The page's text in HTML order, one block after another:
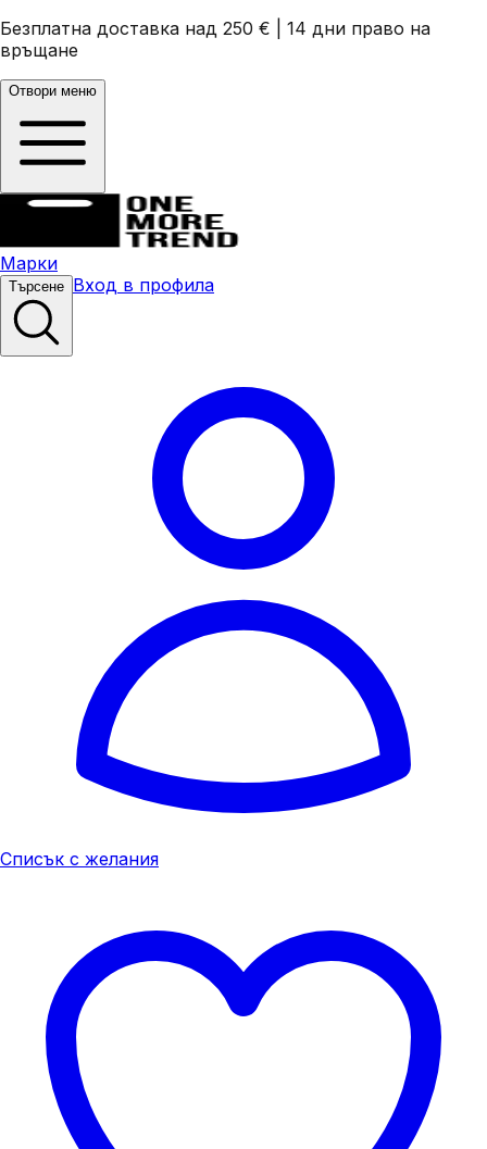
Безплатна доставка над 250 €
14 дни право на
връщане
Отвори меню
Марки
Търсене Вход в профила
Списък с желания